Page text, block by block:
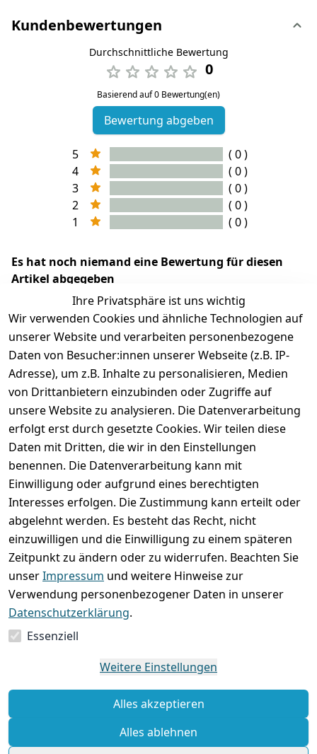
Kundenbewertungen
Durchschnittliche Bewertung
0
Basierend auf 0 Bewertung(en)
Bewertung abgeben
5
( 0 )
4
( 0 )
3
( 0 )
2
( 0 )
1
( 0 )
Es hat noch niemand eine Bewertung für diesen
Artikel abgegeben
Ihre Privatsphäre ist uns wichtig
Wir verwenden Cookies und ähnliche Technologien auf
unserer Website und verarbeiten personenbezogene
Daten von Besucher:innen unserer Webseite (z.B. IP-
Adresse), um z.B. Inhalte zu personalisieren, Medien
von Drittanbietern einzubinden oder Zugriffe auf
unsere Website zu analysieren. Die Datenverarbeitung
erfolgt erst durch gesetzte Cookies. Wir teilen diese
Daten mit Dritten, die wir in den Einstellungen
benennen. Die Datenverarbeitung kann mit
Einwilligung oder aufgrund eines berechtigten
Interesses erfolgen. Die Zustimmung kann erteilt oder
abgelehnt werden. Es besteht das Recht, nicht
einzuwilligen und die Einwilligung zu einem späteren
Zeitpunkt zu ändern oder zu widerrufen. Beachten Sie
unserImpressum und weitere Hinweise zur
Verwendung personenbezogener Daten in unserer
Datenschutzerklärung.
Essenziell
Weitere Einstellungen
Alles akzeptieren
Alles ablehnen
Rechtliches
Impressum
Datenschutze
rklärung
Batterieentsor
gung
Widerrufsrec
Services
Kontakt
Registrieren
Zahlung und
Versand
Umtausch /
Reklamation
Wir
versenden
mit
Folgt uns
gern auf
Zahle
bequem per